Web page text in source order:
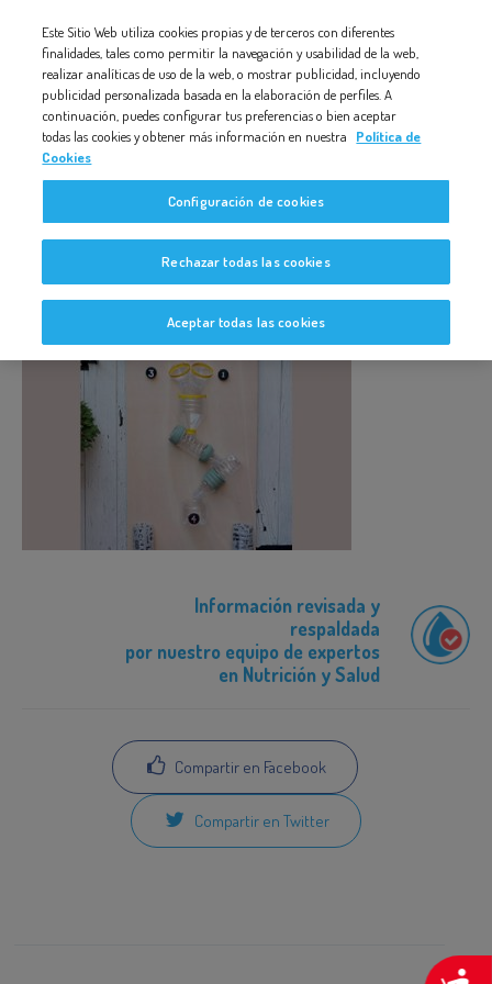
accesibilidad.
SUMITO MANUALIDAD VERANO NIÑOS SUMAS
sumito manualidad verano niños
sumas
Información revisada y
respaldada
por nuestro equipo de expertos
en Nutrición y Salud
Compartir en Facebook
Compartir en Twitter
Este Sitio Web utiliza cookies propias y de terceros con diferentes
finalidades, tales como permitir la navegación y usabilidad de la web,
realizar analíticas de uso de la web, o mostrar publicidad, incluyendo
publicidad personalizada basada en la elaboración de perfiles. A
continuación, puedes configurar tus preferencias o bien aceptar
todas las cookies y obtener más información en nuestra
Política de
Cookies
Configuración de cookies
Rechazar todas las cookies
Aceptar todas las cookies